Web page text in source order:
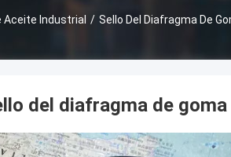
Aceite Industrial / Sello Del Diafragma De
del diafragma de